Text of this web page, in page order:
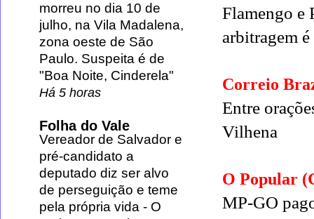
Flamengo e
arbitragem
Correio
Entre
Vilhena
O Popular
MP-GO
morreu no dia 10 de
julho, na Vila Madalena,
zona oeste de São
Paulo. Suspeita é de
"Boa Noite, Cinderela"
Há 5 horas
Folha do Vale
Vereador de Salvador e
pré-candidato a
deputado diz ser alvo
de perseguição e teme
pela própria vida - O